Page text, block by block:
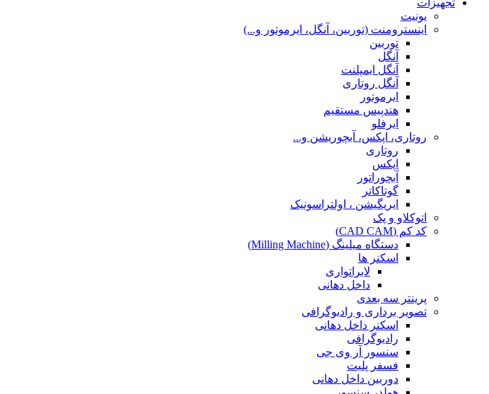
تجهیزات
یونیت
اینسترومنت (توربین، آنگل، ایرموتور و...)
توربین
آنگل
آنگل ایمپلنت
آنگل روتاری
ایرموتور
هندپیس مستقیم
ایرفلو
روتاری، اپکس، آبچوریشن و...
روتاری
اپکس
آبچوراتور
گوتاکاتر
ایریگیشن ، اولتراسونیک
اتوکلاو و پک
کد کم (CAD CAM)
دستگاه میلینگ (Milling Machine)
اسکنر ها
لابراتواری
داخل دهانی
پرینتر سه بعدی
تصویر برداری و رادیوگرافی
اسکنر داخل دهانی
رادیوگرافی
سنسور آر وی جی
فسفر پلیت
دوربین داخل دهانی